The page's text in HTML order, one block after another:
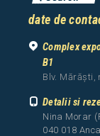
date de
Complex
B1
Blv. Mărăști,
Detalii si
Nina Morar
040 018